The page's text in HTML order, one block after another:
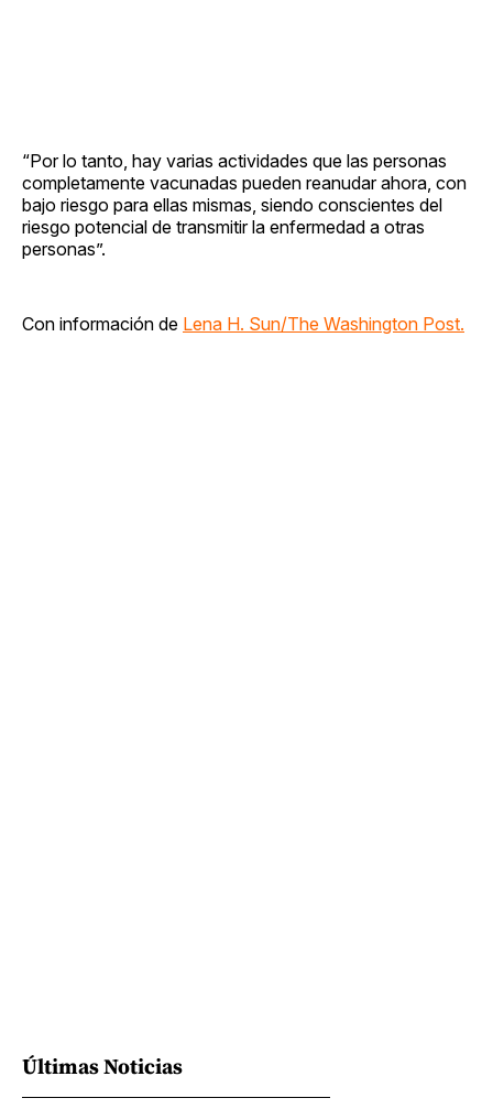
“Por lo tanto, hay varias actividades que las personas
completamente vacunadas pueden reanudar ahora, con
bajo riesgo para ellas mismas, siendo conscientes del
riesgo potencial de transmitir la enfermedad a otras
personas”.
Con información de Lena H. Sun/The Washington Post.
Últimas Noticias